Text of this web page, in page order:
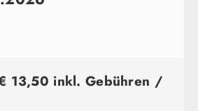
13,50 inkl. Gebühren /